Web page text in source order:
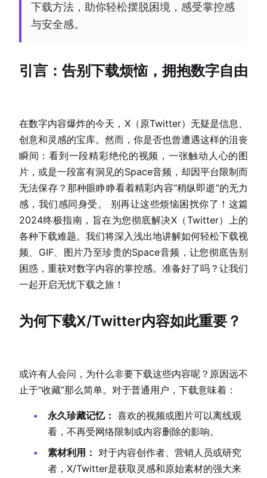
下载方法，助你轻松摆脱困境，感受掌控感
与安全感。
引言：告别下载烦恼，拥抱数字自由
在数字内容爆炸的今天，X（原Twitter）无疑是信息、
创意和灵感的宝库。然而，你是否也曾遭遇这样的沮丧
瞬间：看到一段精彩绝伦的视频，一张触动人心的图
片，或是一段富有洞见的Space音频，却因平台限制而
无法保存？那种眼睁睁看着精彩内容“稍纵即逝”的无力
感，我们感同身受。 别再让这些烦恼困扰你了！这篇
2024终极指南，旨在为您彻底解决X（Twitter）上的
各种下载难题。我们将深入浅出地讲解如何轻松下载视
频、GIF、图片乃至珍贵的Space音频，让您彻底告别
困惑，重获对数字内容的掌控感。准备好了吗？让我们
一起开启无忧下载之旅！
为何下载X/Twitter内容如此重要？
或许有人会问，为什么非要下载这些内容呢？原因远不
止于“收藏”那么简单。对于普通用户，下载意味着：
永久珍藏记忆： 喜欢的视频或图片可以离线观
看，不再受网络限制或内容删除的影响。
素材利用： 对于内容创作者、营销人员或研究
者，X/Twitter是获取灵感和原始素材的强大来